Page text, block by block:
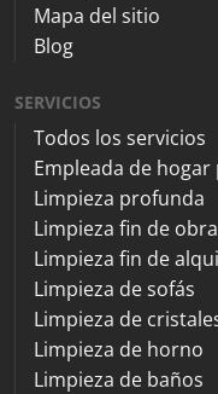
Mapa del sitio
Blog
SERVICIOS
Todos los servicios
Empleada de
Limpieza profunda
Limpieza fin de obra
Limpieza fin de
Limpieza de sofás
Limpieza de
Limpieza de horno
Limpieza de baños